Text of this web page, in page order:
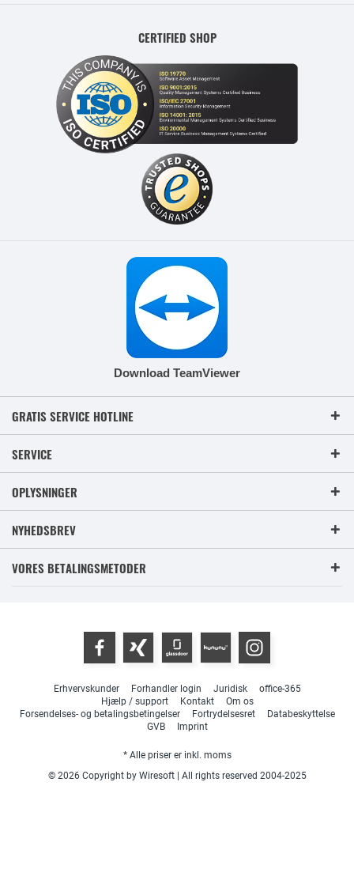
CERTIFIED SHOP
Download TeamViewer
GRATIS SERVICE HOTLINE
SERVICE
OPLYSNINGER
NYHEDSBREV
VORES BETALINGSMETODER
Erhvervskunder Forhandler login Juridisk
office-365
Hjælp / support
Kontakt
Om os
Forsendelses- og betalingsbetingelser
Fortrydelsesret
Databeskyttelse
GVB
Imprint
* Alle priser er inkl. moms
© 2026 Copyright by Wiresoft | All rights reserved 2004-2025